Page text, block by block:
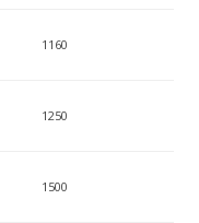
1160
1250
1500